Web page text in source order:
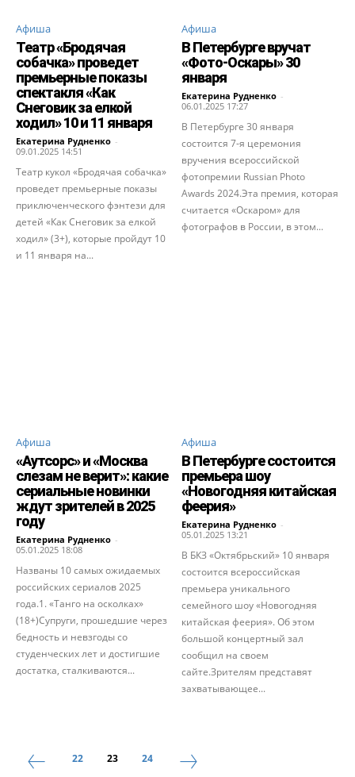
Афиша
Театр «Бродячая
собачка» проведет
премьерные показы
спектакля «Как
Снеговик за елкой
ходил» 10 и 11 января
Екатерина Рудненко -
09.01.2025 14:51
Театр кукол «Бродячая собачка»
проведет премьерные показы
приключенческого фэнтези для
детей «Как Снеговик за елкой
ходил» (3+), которые пройдут 10
и 11 января на...
Афиша
В Петербурге вручат
«Фото-Оскары» 30
января
Екатерина Рудненко -
06.01.2025 17:27
В Петербурге 30 января
состоится 7-я церемония
вручения всероссийской
фотопремии Russian Photo
Awards 2024.Эта премия, которая
считается «Оскаром» для
фотографов в России, в этом...
Афиша
«Аутсорс» и «Москва
слезам не верит»: какие
сериальные новинки
ждут зрителей в 2025
году
Екатерина Рудненко -
05.01.2025 18:08
Названы 10 самых ожидаемых
российских сериалов 2025
года.1. «Танго на осколках»
(18+)Супруги, прошедшие через
бедность и невзгоды со
студенческих лет и достигшие
достатка, сталкиваются...
Афиша
В Петербурге состоится
премьера шоу
«Новогодняя китайская
феерия»
Екатерина Рудненко -
05.01.2025 13:21
В БКЗ «Октябрьский» 10 января
состоится всероссийская
премьера уникального
семейного шоу «Новогодняя
китайская феерия». Об этом
большой концертный зал
сообщил на своем
сайте.Зрителям представят
захватывающее...
22 23 24